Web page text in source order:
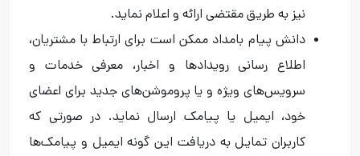
نیز به طریق مقتضی ارائه و اعلام نماید.
دانش پیام بامداد ممکن است برای ارتباط با مشتریان،
اطلاع رسانی رویدادها و اخبار، معرفی خدمات و
سرویس‌های ویژه و یا پروموشن‌های جدید برای اعضای
خود، ایمیل یا پیامک ارسال نماید. در صورتی که
کاربران تمایل به دریافت این گونه ایمیل و پیامک‌ها